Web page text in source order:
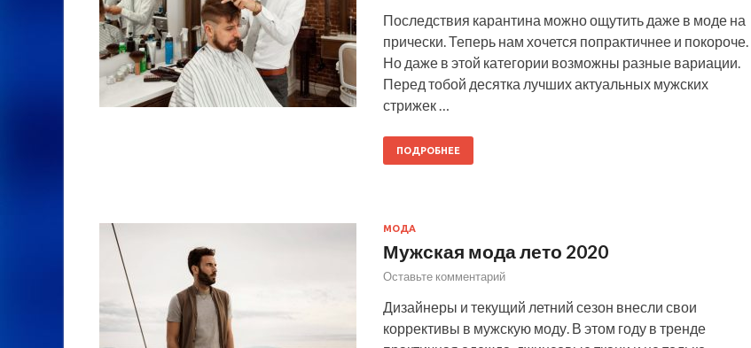
Последствия карантина можно ощутить даже в моде на
прически. Теперь нам хочется попрактичнее и покороче.
Но даже в этой категории возможны разные вариации.
Перед тобой десятка лучших актуальных мужских
стрижек …
ПОДРОБНЕЕ
МОДА
Мужская мода лето 2020
Оставьте комментарий
Дизайнеры и текущий летний сезон внесли свои
коррективы в мужскую моду. В этом году в тренде